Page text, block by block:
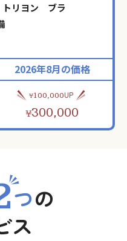
リヨン ブラ
2026年8月の価格
¥100,000UP
¥300,000
つの
ス